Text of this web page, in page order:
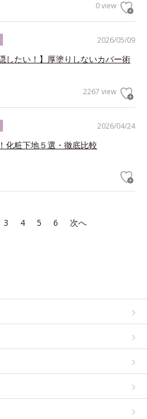
0 view
2026/05/09
したい！】厚塗りしないカバー術
2267 view
2026/04/24
化粧下地５選・徹底比較
3 4 5 6 次へ